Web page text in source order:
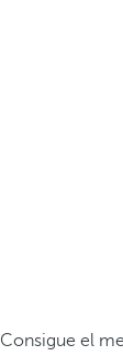
Consigue el